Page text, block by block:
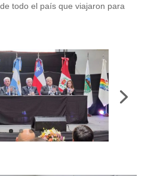
todo el país que viajaron para